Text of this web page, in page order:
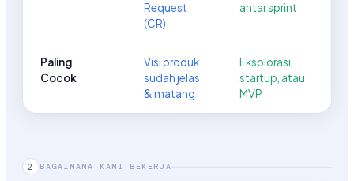
Request
(CR)
antar sprint
Paling
Cocok
Visi produk
sudah jelas
& matang
Eksplorasi,
startup, atau
MVP
2 BAGAIMANA KAMI BEKERJA